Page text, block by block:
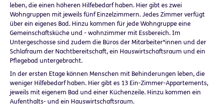
leben, die einen höheren Hilfebedarf haben. Hier gibt es zwei
Wohngruppen mit jeweils fünf Einzelzimmern. Jedes Zimmer verfügt
über ein eigenes Bad. Hinzu kommen für jede Wohngruppe eine
Gemeinschaftsküche und - wohnzimmer mit Essbereich. Im
Untergeschosse sind zudem die Büros der Mitarbeiter*innen und der
Schlafraum der Nachtbereitschaft, ein Hauswirtschaftsraum und ein
Pflegebad untergebracht.
In der ersten Etage können Menschen mit Behinderungen leben, die
weniger Hilfebedarf haben. Hier gibt es 13 Ein-Zimmer-Appartements,
jeweils mit eigenem Bad und einer Küchenzeile. Hinzu kommen ein
Aufenthalts- und ein Hauswirtschaftsraum.